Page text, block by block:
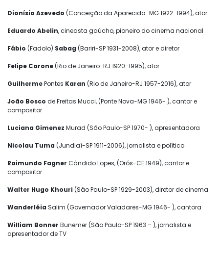
Dionísio Azevedo (Conceição da Aparecida-MG 1922-1994), ator
Eduardo Abelin, cineasta gaúcho, pioneiro do cinema nacional
Fábio (Fadolo) Sabag (Bariri-SP 1931-2008), ator e diretor
Felipe Carone(Rio de Janeiro-RJ 1920-1995), ator
GuilhermePontes Karan (Rio de Janeiro-RJ 1957-2016), ator
João Bosco de Freitas Mucci, (Ponte Nova-MG 1946- ), cantor e
compositor
Luciana Gimenez Murad (São Paulo-SP 1970- ), apresentadora
Nicolau Tuma (Jundiaí-SP 1911-2006), jornalista e político
Raimundo Fagner Cândido Lopes, (Orós-CE 1949), cantor e
compositor
Walter Hugo Khouri (São Paulo-SP 1929-2003), diretor de cinema
Wanderléia Salim (Governador Valadares-MG 1946- ), cantora
William Bonner Bunemer (São Paulo-SP 1963 – ), jornalista e
apresentador de TV